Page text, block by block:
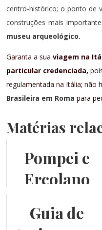
centro-histórico; o ponto de
construções mais
museu arqueológico.
Garanta a sua viagem na
particular credenciada,
regulamentada na Itália; não
Brasileira em Roma para
Matérias
Pompei e
Ercolano
está em
Guia de